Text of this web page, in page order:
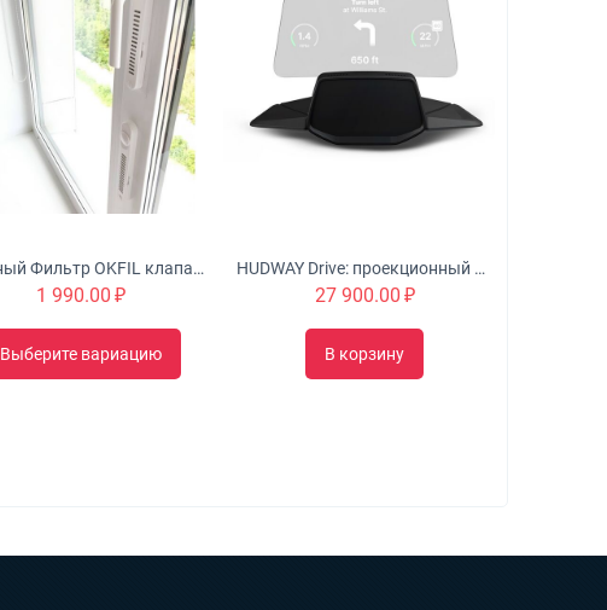
Оконный Фильтр OKFIL клапан для воздуха на пластиковые окна
1 990.00 ₽
Выберите вариацию
HUDWAY Drive: проекционный дисплей для автомобиля
27 900.00 ₽
В корзину